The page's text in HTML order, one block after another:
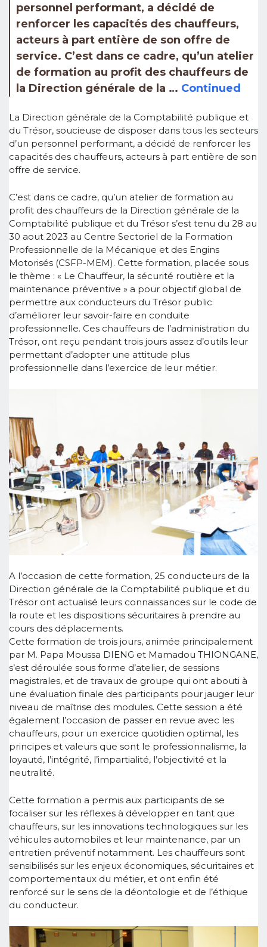
personnel performant, a décidé de
renforcer les capacités des chauffeurs,
acteurs à part entière de son offre de
service. C’est dans ce cadre, qu’un atelier
de formation au profit des chauffeurs de
la Direction générale de la … Continued
La Direction générale de la Comptabilité publique et
du Trésor, soucieuse de disposer dans tous les secteurs
d’un personnel performant, a décidé de renforcer les
capacités des chauffeurs, acteurs à part entière de son
offre de service.
C’est dans ce cadre, qu’un atelier de formation au
profit des chauffeurs de la Direction générale de la
Comptabilité publique et du Trésor s’est tenu du 28 au
30 aout 2023 au Centre Sectoriel de la Formation
Professionnelle de la Mécanique et des Engins
Motorisés (CSFP-MEM). Cette formation, placée sous
le thème : « Le Chauffeur, la sécurité routière et la
maintenance préventive » a pour objectif global de
permettre aux conducteurs du Trésor public
d’améliorer leur savoir-faire en conduite
professionnelle. Ces chauffeurs de l’administration du
Trésor, ont reçu pendant trois jours assez d’outils leur
permettant d’adopter une attitude plus
professionnelle dans l’exercice de leur métier.
A l’occasion de cette formation, 25 conducteurs de la
Direction générale de la Comptabilité publique et du
Trésor ont actualisé leurs connaissances sur le code de
la route et les dispositions sécuritaires à prendre au
cours des déplacements.
Cette formation de trois jours, animée principalement
par M. Papa Moussa DIENG et Mamadou THIONGANE,
s’est déroulée sous forme d’atelier, de sessions
magistrales, et de travaux de groupe qui ont abouti à
une évaluation finale des participants pour jauger leur
niveau de maîtrise des modules. Cette session a été
également l’occasion de passer en revue avec les
chauffeurs, pour un exercice quotidien optimal, les
principes et valeurs que sont le professionnalisme, la
loyauté, l’intégrité, l’impartialité, l’objectivité et la
neutralité.
Cette formation a permis aux participants de se
focaliser sur les réflexes à développer en tant que
chauffeurs, sur les innovations technologiques sur les
véhicules automobiles et leur maintenance, par un
entretien préventif notamment. Les chauffeurs sont
sensibilisés sur les enjeux économiques, sécuritaires et
comportementaux du métier, et ont enfin été
renforcé sur le sens de la déontologie et de l’éthique
du conducteur.